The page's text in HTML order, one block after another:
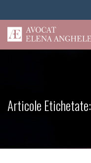
Articole Etichetate: